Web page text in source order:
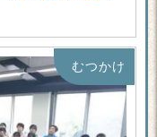
むつかけ